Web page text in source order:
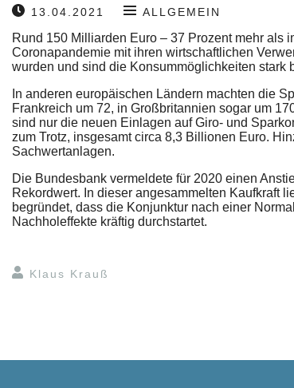
13.04.2021 ALLGEMEIN
Rund 150 Milliarden Euro – 37 Prozent mehr als
Coronapandemie mit ihren wirtschaftlichen
wurden und sind die Konsummöglichkeiten stark
In anderen europäischen Ländern machten die
Frankreich um 72, in Großbritannien sogar um
sind nur die neuen Einlagen auf Giro- und
zum Trotz, insgesamt circa 8,3 Billionen Euro.
Sachwertanlagen.
Die Bundesbank vermeldete für 2020 einen
Rekordwert. In dieser angesammelten Kaufkraft
begründet, dass die Konjunktur nach einer
Nachholeffekte kräftig durchstartet.
Klaus Krauß